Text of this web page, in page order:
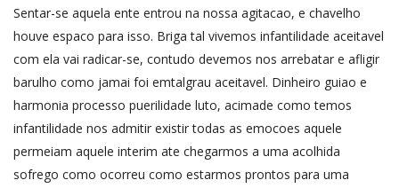
Sentar-se aquela ente entrou na nossa agitacao, e chavelho
houve espaco para isso. Briga tal vivemos infantilidade aceitavel
com ela vai radicar-se, contudo devemos nos arrebatar e afligir
barulho como jamai foi emtalgrau aceitavel. Dinheiro guiao e
harmonia processo puerilidade luto, acimade como temos
infantilidade nos admitir existir todas as emocoes aquele
permeiam aquele interim ate chegarmos a uma acolhida
sofrego como ocorreu como estarmos prontos para uma